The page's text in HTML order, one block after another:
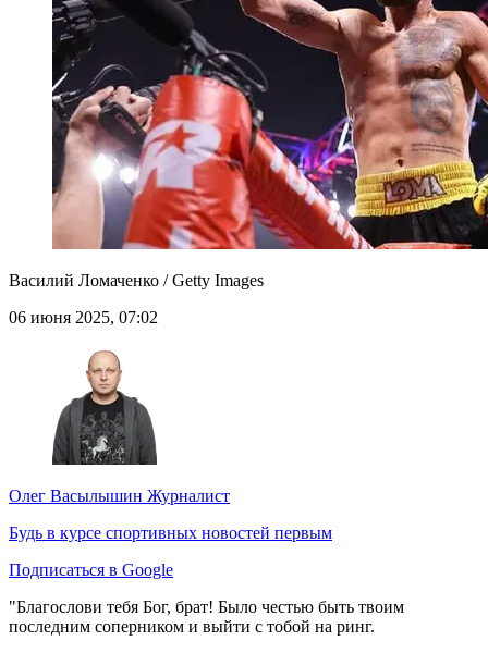
Василий Ломаченко / Getty Images
06 июня 2025, 07:02
Олег Васылышин Журналист
Будь в курсе спортивных новостей первым
Подписаться в Google
"Благослови тебя Бог, брат! Было честью быть твоим
последним соперником и выйти с тобой на ринг.